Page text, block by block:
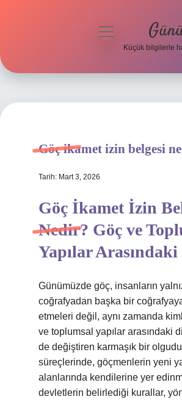
Hakkımızda
menüyü
Küçük bilgilerle
Göç ikamet izin belgesi
Tarih: Mart 3, 2026
Göç İkamet İzin
Nedir? Göç ve
Yapılar
Günümüzde göç, insanların
coğrafyadan başka bir
etmeleri değil, aynı zamanda
ve toplumsal yapılar arasındaki
de değiştiren karmaşık bir
süreçlerinde, göçmenlerin yeni
alanlarında kendilerine yer
devletlerin belirlediği kurallar,